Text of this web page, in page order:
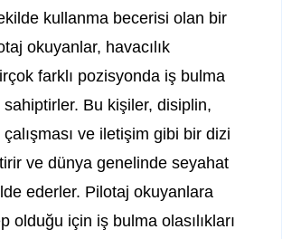
kullanma becerisi olan bir
okuyanlar, havacılık
farklı pozisyonda iş bulma
Bu kişiler, disiplin,
çalışması ve iletişim gibi bir dizi
ve dünya genelinde seyahat
ederler. Pilotaj okuyanlara
olduğu için iş bulma olasılıkları